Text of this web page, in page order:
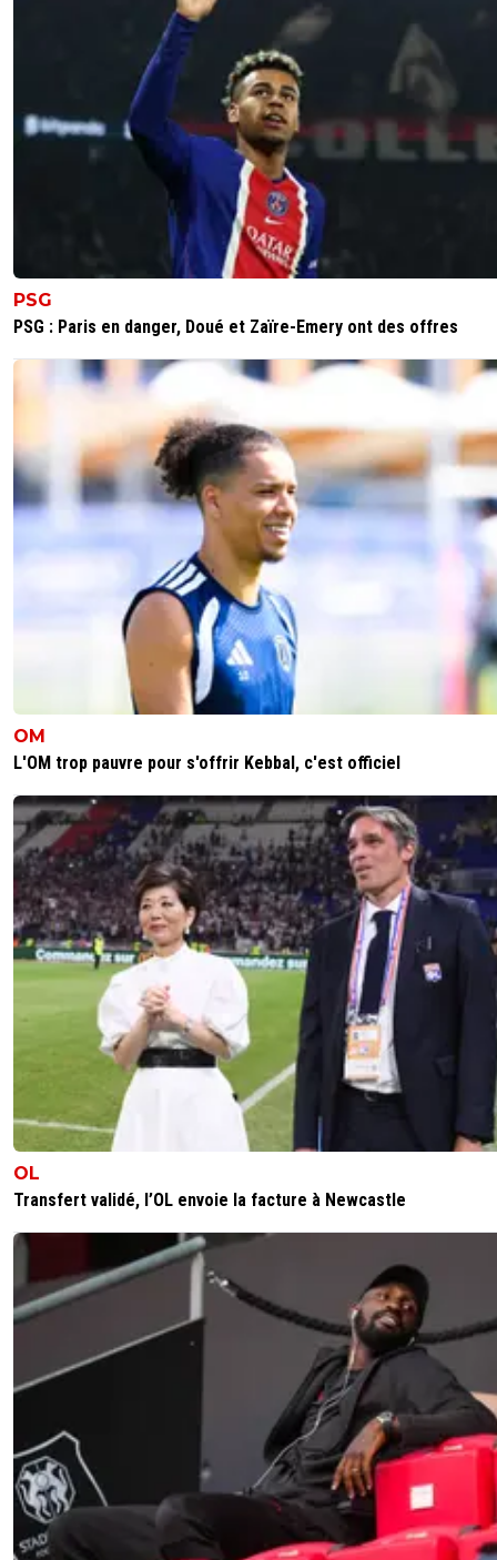
PSG
PSG : Paris en danger, Doué et Zaïre-Emery ont des offres
OM
L'OM trop pauvre pour s'offrir Kebbal, c'est officiel
OL
Transfert validé, l’OL envoie la facture à Newcastle